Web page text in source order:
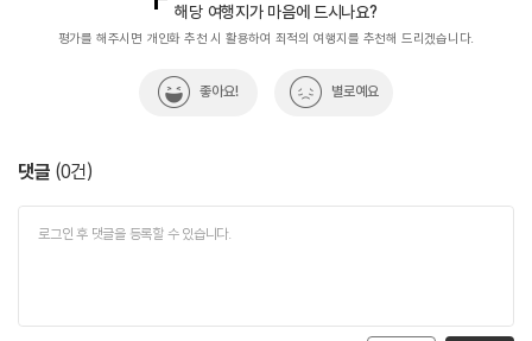
해당 여행지가 마음에 드시나요?
평가를 해주시면 개인화 추천 시 활용하여 최적의 여행지를 추천해 드리겠습니다.
좋아요! 별로예요
댓글 (0건)